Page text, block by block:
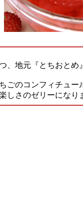
、地元『とちおとめ
のコンフィチュ
しさのゼリーになり